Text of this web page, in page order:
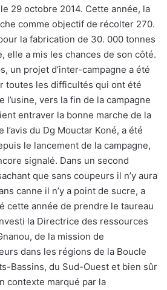
29 octobre 2014. Cette année, la
comme objectif de récolter 270.
la fabrication de 30. 000 tonnes
elle a mis les chances de son côté.
un projet d’inter-campagne a été
toutes les difficultés qui ont été
l’usine, vers la fin de la campagne
entraver la bonne marche de la
du Dg Mouctar Koné, a été
le lancement de la campagne,
signalé. Dans un second
que sans coupeurs il n’y aura
canne il n’y a point de sucre, a
cette année de prendre le taureau
la Directrice des ressources
de la mission de
dans les régions de la Boucle
Bassins, du Sud-Ouest et bien sûr
contexte marqué par la